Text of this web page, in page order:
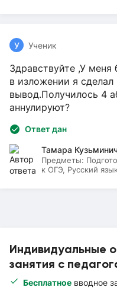
Индивидуальные
занятия с
Бесплатное вводное
У Ученик
Здравствуйте ,У
в изложении я сделал
вывод.Получилось 4
аннулируют?
Ответ дан
Тамара
Предметы:
к ОГЭ, Русский